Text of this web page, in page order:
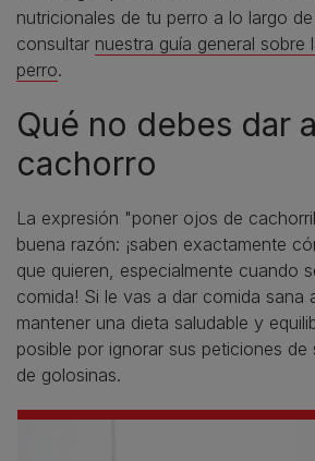
nutricionales de tu perro a lo largo
consultar nuestra guía general sobre
perro.
Qué no debes dar
cachorro
La expresión "poner ojos de
buena razón: ¡saben exactamente
que quieren, especialmente cuando
comida! Si le vas a dar comida sana
mantener una dieta saludable y
posible por ignorar sus peticiones
de golosinas.